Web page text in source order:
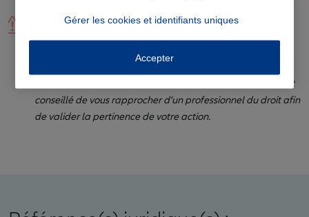
Vous souhaitez-signaler un problème sur cette
fiche juridique ?Signalez-le
Notre équipe s'efforce de mettre régulièrement à jour le
contenu de chacune des fiches. Néanmoins, il est fortement
conseillé de vous rapprocher d'un professionnel du droit afin
de valider la pertinence de votre action.
Gérer les cookies et identifiants uniques
Accepter